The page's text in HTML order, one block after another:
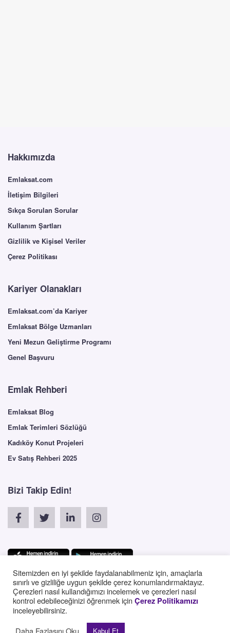
Hakkımızda
Emlaksat.com
İletişim Bilgileri
Sıkça Sorulan Sorular
Kullanım Şartları
Gizlilik ve Kişisel Veriler
Çerez Politikası
Kariyer Olanakları
Emlaksat.com’da Kariyer
Emlaksat Bölge Uzmanları
Yeni Mezun Geliştirme Programı
Genel Başvuru
Emlak Rehberi
Emlaksat Blog
Emlak Terimleri Sözlüğü
Kadıköy Konut Projeleri
Ev Satış Rehberi 2025
Bizi Takip Edin!
English
Sitemizden en iyi şekilde faydalanabilmeniz için, amaçlarla
sınırlı ve gizliliğe uygun şekilde çerez konumlandırmaktayız.
Çerezleri nasıl kullandığımızı incelemek ve çerezleri nasıl
kontrol edebileceğinizi öğrenmek içinÇerez Politikamızı
inceleyebilirsiniz.
Daha Fazlasını Oku
Kabul Et